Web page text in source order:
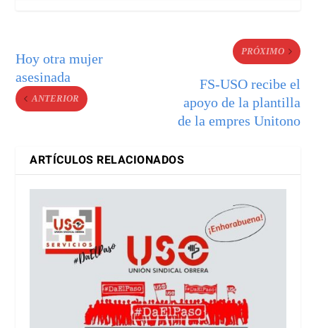
Hoy otra mujer
asesinada
ANTERIOR
PRÓXIMO
FS-USO recibe el
apoyo de la plantilla
de la empres Unitono
ARTÍCULOS RELACIONADOS